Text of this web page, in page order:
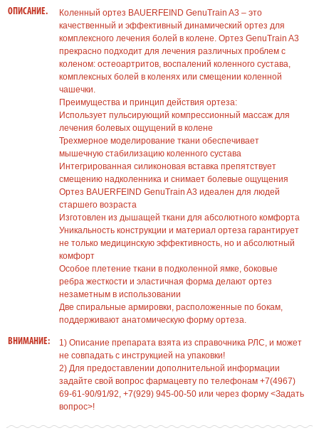
ОПИСАНИЕ.
Коленный ортез BAUERFEIND GenuTrain A3 – это
качественный и эффективный динамический ортез для
комплексного лечения болей в колене. Ортез GenuTrain A3
прекрасно подходит для лечения различных проблем с
коленом: остеоартритов, воспалений коленного сустава,
комплексных болей в коленях или смещении коленной
чашечки.
Преимущества и принцип действия ортеза:
Использует пульсирующий компрессионный массаж для
лечения болевых ощущений в колене
Трехмерное моделирование ткани обеспечивает
мышечную стабилизацию коленного сустава
Интегрированная силиконовая вставка препятствует
смещению надколенника и снимает болевые ощущения
Ортез BAUERFEIND GenuTrain A3 идеален для людей
старшего возраста
Изготовлен из дышащей ткани для абсолютного комфорта
Уникальность конструкции и материал ортеза гарантирует
не только медицинскую эффективность, но и абсолютный
комфорт
Особое плетение ткани в подколенной ямке, боковые
ребра жесткости и эластичная форма делают ортез
незаметным в использовании
Две спиральные армировки, расположенные по бокам,
поддерживают анатомическую форму ортеза.
ВНИМАНИЕ:
1) Описание препарата взята из справочника РЛС, и может
не совпадать с инструкцией на упаковки!
2) Для предоставлении дополнительной информации
задайте свой вопрос фармацевту по телефонам +7(4967)
69-61-90/91/92, +7(929) 945-00-50 или через форму <Задать
вопрос>!